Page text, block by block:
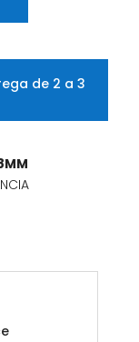
de 2 a 3